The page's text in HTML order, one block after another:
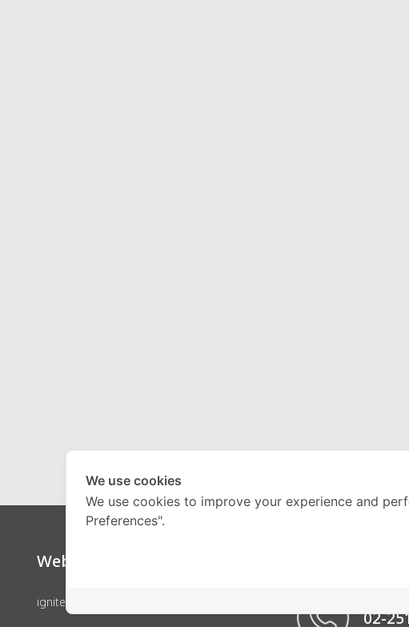
Website
ignite by OnDemand
02-
We use cookies
We use cookies to improve your experience and
Preferences".